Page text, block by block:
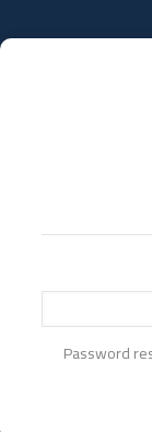
Password